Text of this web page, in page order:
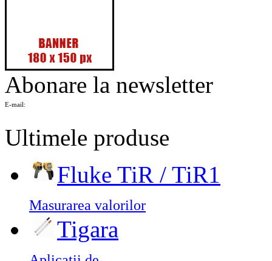
Abonare la newsletter
E-mail:
Ultimele produse
Fluke TiR / TiR1
Masurarea valorilor
Tigara